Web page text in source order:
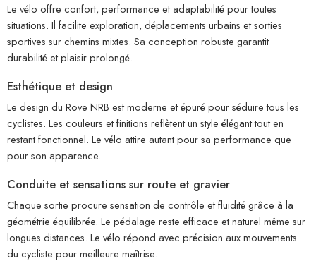
Le vélo offre confort, performance et adaptabilité pour toutes
situations. Il facilite exploration, déplacements urbains et sorties
sportives sur chemins mixtes. Sa conception robuste garantit
durabilité et plaisir prolongé.
Esthétique et design
Le design du Rove NRB est moderne et épuré pour séduire tous les
cyclistes. Les couleurs et finitions reflètent un style élégant tout en
restant fonctionnel. Le vélo attire autant pour sa performance que
pour son apparence.
Conduite et sensations sur route et gravier
Chaque sortie procure sensation de contrôle et fluidité grâce à la
géométrie équilibrée. Le pédalage reste efficace et naturel même sur
longues distances. Le vélo répond avec précision aux mouvements
du cycliste pour meilleure maîtrise.